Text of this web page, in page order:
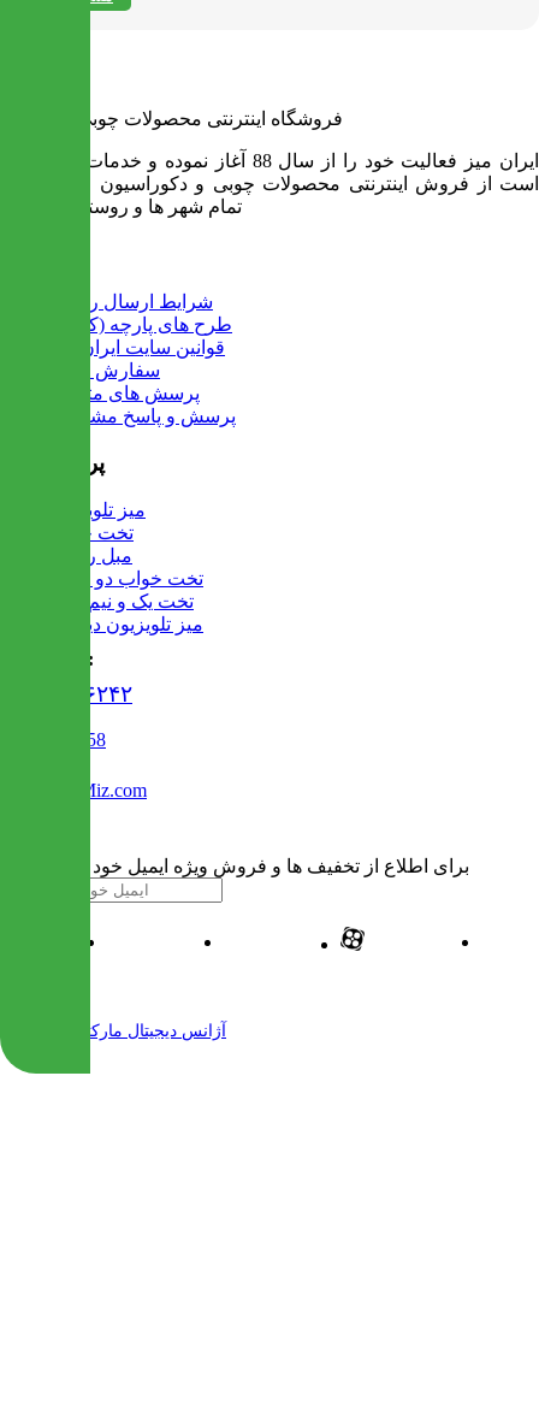
فروشگاه اینترنتی محصولات چوبی ایران میز
ایران میز فعالیت خود را از سال 88 آغاز نموده و خدمات آن عبارت
است از فروش اینترنتی محصولات چوبی و دکوراسیون و ارسال به
تمام شهر ها و روستاهای کشور
شرایط ارسال رایگان
طرح های پارچه (کالیته)
قوانین سایت ایران میز
سفارش عمده
پرسش های متداول
پرسش و پاسخ مشتریان
پرفروش ها
میز تلویزیون
تخت خواب
مبل راحتی
تخت خواب دو طبقه
تخت یک و نیم نفره
میز تلویزیون دیواری
تماس با ما :
۰۲۱۹۱۳۰۶۲۴۲
02122509458
Info@IranMiz.com
برای اطلاع از تخفیف ها و فروش ویژه ایمیل خود را وارد کنید
آژانس دیجیتال مارکتینگ مهرنت